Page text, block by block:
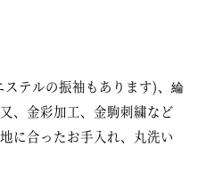
テルの振袖もあります)、綸
、金彩加工、金駒刺繍など
に合ったお手入れ、丸洗い